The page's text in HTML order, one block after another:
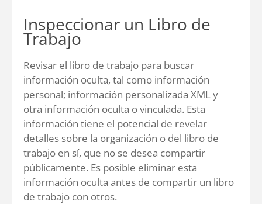
Inspeccionar un Libro de
Trabajo
Revisar el libro de trabajo para buscar
información oculta, tal como información
personal; información personalizada XML y
otra información oculta o vinculada. Esta
información tiene el potencial de revelar
detalles sobre la organización o del libro de
trabajo en sí, que no se desea compartir
públicamente. Es posible eliminar esta
información oculta antes de compartir un libro
de trabajo con otros.